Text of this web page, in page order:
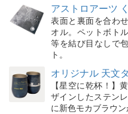
アストロアーツ
表面と裏面を合わ
オル。ペットボト
等を結び目なしで
ト。
オリジナル 天文
【星空に乾杯！】
ザインしたステン
に新色モカブラウン